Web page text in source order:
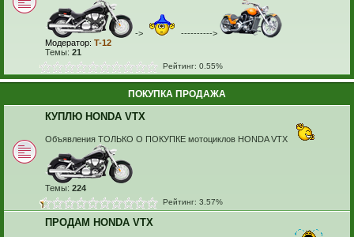
->
---------->
Модератор: T-12
Темы: 21
Рейтинг: 0.55%
ПОКУПКА ПРОДАЖА
КУПЛЮ HONDA VTX
Объявления ТОЛЬКО О ПОКУПКЕ мотоциклов HONDA VTX
Темы: 224
Рейтинг: 3.57%
ПРОДАМ HONDA VTX